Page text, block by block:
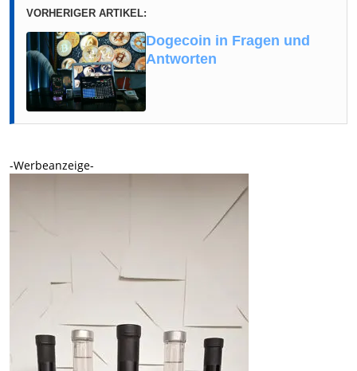
VORHERIGER ARTIKEL:
Dogecoin in Fragen und
Antworten
-Werbeanzeige-